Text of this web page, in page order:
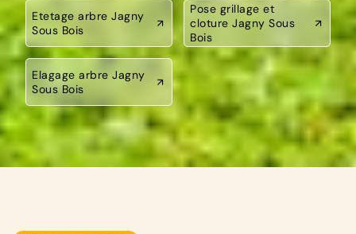
Etetage arbre Jagny
Sous Bois
Pose grillage et
cloture Jagny Sous
Bois
Elagage arbre Jagny
Sous Bois